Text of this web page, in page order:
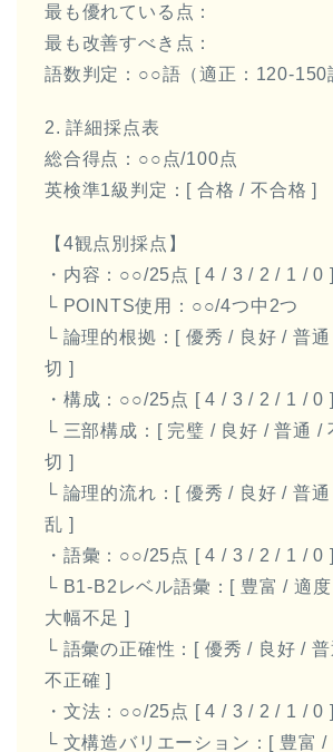
最も優れている点：
最も改善すべき点：
語数判定：○○語（適正：120-150
2. 詳細採点表
総合得点：○○点/100点
英検準1級判定：[ 合格 / 不合格 ]
【4観点別採点】
・内容：○○/25点 [ 4 / 3 / 2 / 1 / 0 ]
└ POINTS使用：○○/4つ中2つ
└ 論理的根拠：[ 優秀 / 良好 / 普
切 ]
・構成：○○/25点 [ 4 / 3 / 2 / 1 / 0 ]
└ 三部構成：[ 完璧 / 良好 / 普通 /
切 ]
└ 論理的流れ：[ 優秀 / 良好 / 普
乱 ]
・語彙：○○/25点 [ 4 / 3 / 2 / 1 / 0 ]
└ B1-B2レベル語彙：[ 豊富 / 適
大幅不足 ]
└ 語彙の正確性：[ 優秀 / 良好 /
不正確 ]
・文法：○○/25点 [ 4 / 3 / 2 / 1 / 0 ]
└ 文構造バリエーション：[ 豊富